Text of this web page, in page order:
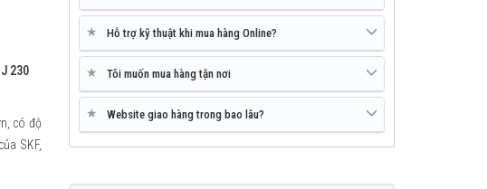
230
có độ
SKF,
★ Hỗ trợ kỹ thuật khi mua hàng Online?
★ Tôi muốn mua hàng tận nơi
★ Website giao hàng trong bao lâu?